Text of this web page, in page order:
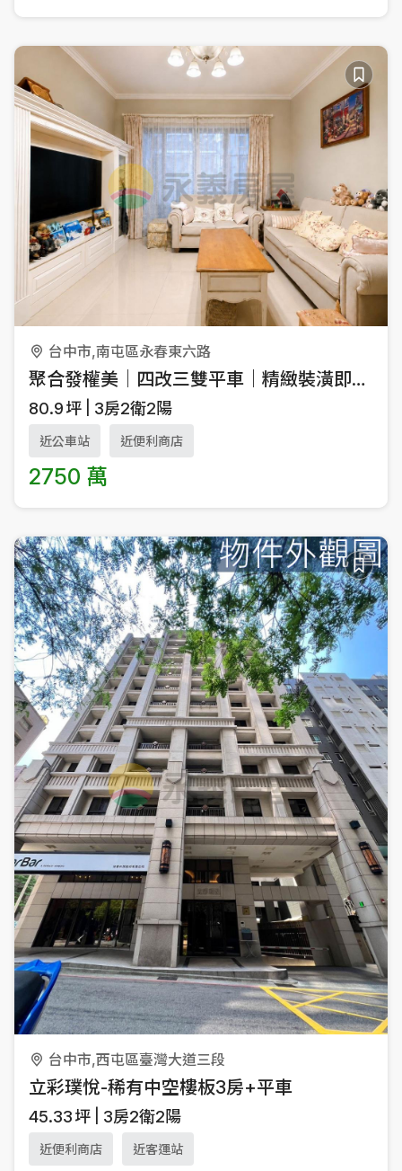
台中市,南屯區永春東六路
聚合發權美｜四改三雙平車｜精緻裝潢即可入住
80.9坪 3房2衛2陽
近公車站 近便利商店
2750 萬
台中市,西屯區臺灣大道三段
立彩璞悅-稀有中空樓板3房+平車
45.33坪 3房2衛2陽
近便利商店 近客運站